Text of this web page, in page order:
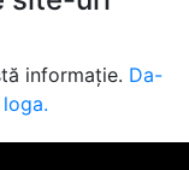
informație. Da-